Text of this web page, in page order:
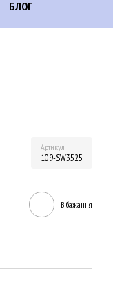
БЛОГ
Артикул
109-SW3525
В бажання